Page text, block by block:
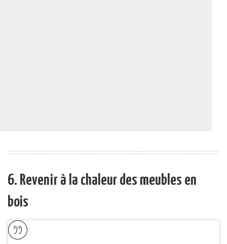
6. Revenir à la chaleur des meubles en
bois